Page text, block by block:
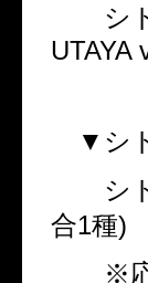
シド
UTAYA
▼シ
シド
合1種)
※応援